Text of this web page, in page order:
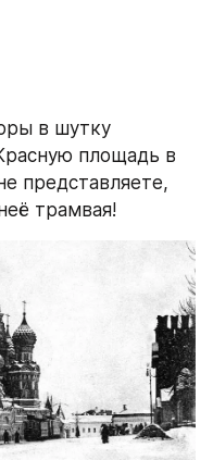
в шутку
площадь в
представляете,
трамвая!